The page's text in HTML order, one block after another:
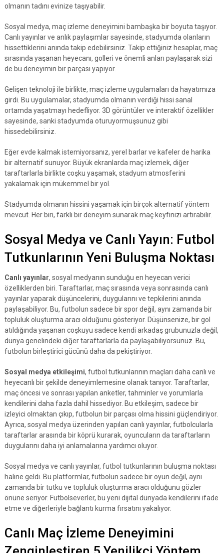
olmanın tadını evinize taşıyabilir.
Sosyal medya, maç izleme deneyimini bambaşka bir boyuta taşıyor.
Canlı yayınlar ve anlık paylaşımlar sayesinde, stadyumda olanların
hissettiklerini anında takip edebilirsiniz. Takip ettiğiniz hesaplar, maç
sırasında yaşanan heyecanı, golleri ve önemli anları paylaşarak sizi
de bu deneyimin bir parçası yapıyor.
Gelişen teknoloji ile birlikte, maç izleme uygulamaları da hayatımıza
girdi. Bu uygulamalar, stadyumda olmanın verdiği hissi sanal
ortamda yaşatmayı hedefliyor. 3D görüntüler ve interaktif özellikler
sayesinde, sanki stadyumda oturuyormuşsunuz gibi
hissedebilirsiniz.
Eğer evde kalmak istemiyorsanız, yerel barlar ve kafeler de harika
bir alternatif sunuyor. Büyük ekranlarda maç izlemek, diğer
taraftarlarla birlikte coşku yaşamak, stadyum atmosferini
yakalamak için mükemmel bir yol.
Stadyumda olmanın hissini yaşamak için birçok alternatif yöntem
mevcut. Her biri, farklı bir deneyim sunarak maç keyfinizi artırabilir.
Sosyal Medya ve Canlı Yayın: Futbol
Tutkunlarının Yeni Buluşma Noktası
Canlı yayınlar, sosyal medyanın sunduğu en heyecan verici
özelliklerden biri. Taraftarlar, maç sırasında veya sonrasında canlı
yayınlar yaparak düşüncelerini, duygularını ve tepkilerini anında
paylaşabiliyor. Bu, futbolun sadece bir spor değil, aynı zamanda bir
topluluk oluşturma aracı olduğunu gösteriyor. Düşünsenize, bir gol
atıldığında yaşanan coşkuyu sadece kendi arkadaş grubunuzla değil,
dünya genelindeki diğer taraftarlarla da paylaşabiliyorsunuz. Bu,
futbolun birleştirici gücünü daha da pekiştiriyor.
Sosyal medya etkileşimi, futbol tutkunlarının maçları daha canlı ve
heyecanlı bir şekilde deneyimlemesine olanak tanıyor. Taraftarlar,
maç öncesi ve sonrası yapılan anketler, tahminler ve yorumlarla
kendilerini daha fazla dahil hissediyor. Bu etkileşim, sadece bir
izleyici olmaktan çıkıp, futbolun bir parçası olma hissini güçlendiriyor.
Ayrıca, sosyal medya üzerinden yapılan canlı yayınlar, futbolcularla
taraftarlar arasında bir köprü kurarak, oyuncuların da taraftarların
duygularını daha iyi anlamalarına yardımcı oluyor.
Sosyal medya ve canlı yayınlar, futbol tutkunlarının buluşma noktası
haline geldi. Bu platformlar, futbolun sadece bir oyun değil, aynı
zamanda bir tutku ve topluluk oluşturma aracı olduğunu gözler
önüne seriyor. Futbolseverler, bu yeni dijital dünyada kendilerini ifade
etme ve diğerleriyle bağlantı kurma fırsatını yakalıyor.
Canlı Maç İzleme Deneyimini